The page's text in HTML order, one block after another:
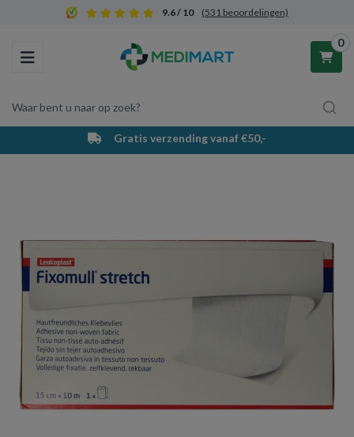
9.6 / 10 (531 beoordelingen)
Toggle navigation
Waar bent u naar op zoek?
0
Winkelwagen
Vul hem met producten.
Gratis verzending vanaf €50,-